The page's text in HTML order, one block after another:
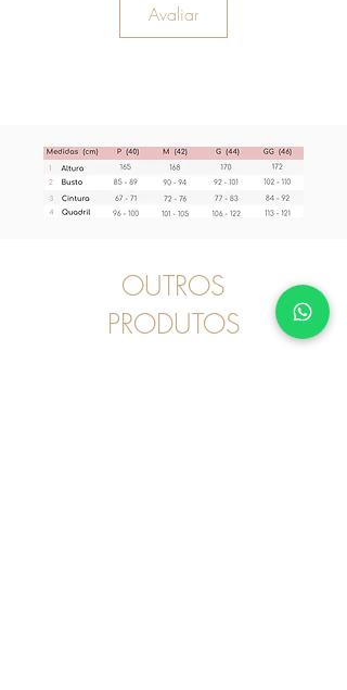
Avaliar
OUTROS
PRODUTOS